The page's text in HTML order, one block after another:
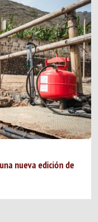
nueva edición de